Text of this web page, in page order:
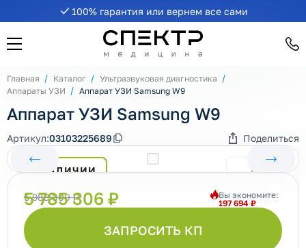
100% гарантия или вернем все сами
Главная Каталог
Ультразвуковая диагностика
Аппараты УЗИ
Аппарат УЗИ Samsung W9
В НАЛИЧИИ
Аппарат УЗИ Samsung W9
Артикул:03103225689 Поделиться
ЗАПРОСИТЬ КП
5 983 000 ₽
5 785 306 ₽
Вы экономите:
197 694 ₽